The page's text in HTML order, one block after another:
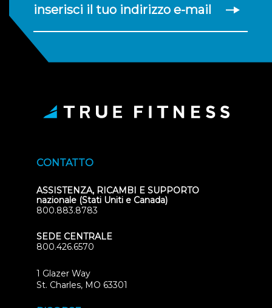
inserisci il tuo indirizzo e-mail
CONTATTO
ASSISTENZA, RICAMBI E SUPPORTO
nazionale (Stati Uniti e Canada)
800.883.8783
SEDE CENTRALE
800.426.6570
1 Glazer Way
St. Charles, MO 63301